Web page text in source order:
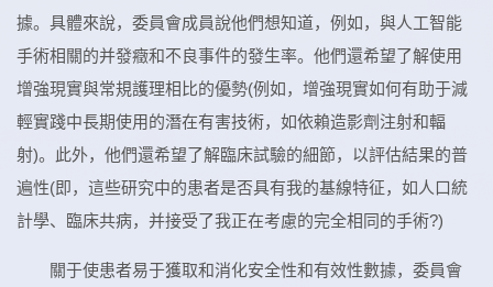
據。具體來說，委員會成員說他們想知道，例如，與人工智能
手術相關的并發癥和不良事件的發生率。他們還希望了解使用
增強現實與常規護理相比的優勢(例如，增強現實如何有助于減
輕實踐中長期使用的潛在有害技術，如依賴造影劑注射和輻
射)。此外，他們還希望了解臨床試驗的細節，以評估結果的普
遍性(即，這些研究中的患者是否具有我的基線特征，如人口統
計學、臨床共病，并接受了我正在考慮的完全相同的手術?)
關于使患者易于獲取和消化安全性和有效性數據，委員會